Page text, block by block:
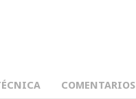
COMENTARIOS